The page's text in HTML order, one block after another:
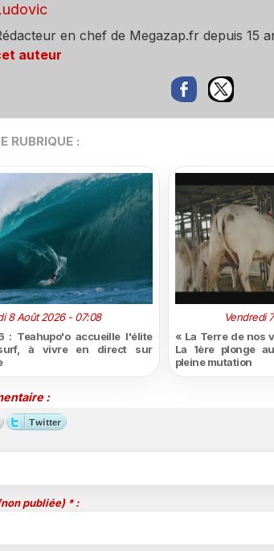
en chef de Megazap.fr depuis 15
auteur
RUBRIQUE :
8 Août 2026 - 07:08
: Teahupo'o accueille l'élite
à vivre en direct sur
Vendredi
« La Terre de nos
La 1ère plonge
pleine mutation
:
publiée) * :